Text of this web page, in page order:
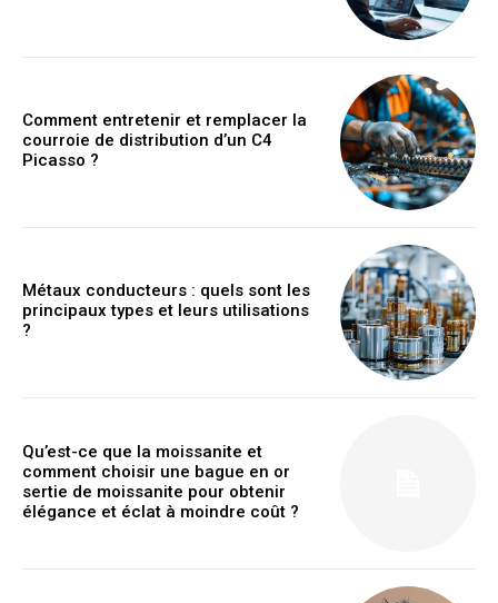
Comment entretenir et remplacer la
courroie de distribution d’un C4
Picasso ?
Métaux conducteurs : quels sont les
principaux types et leurs utilisations
?
Qu’est-ce que la moissanite et
comment choisir une bague en or
sertie de moissanite pour obtenir
élégance et éclat à moindre coût ?